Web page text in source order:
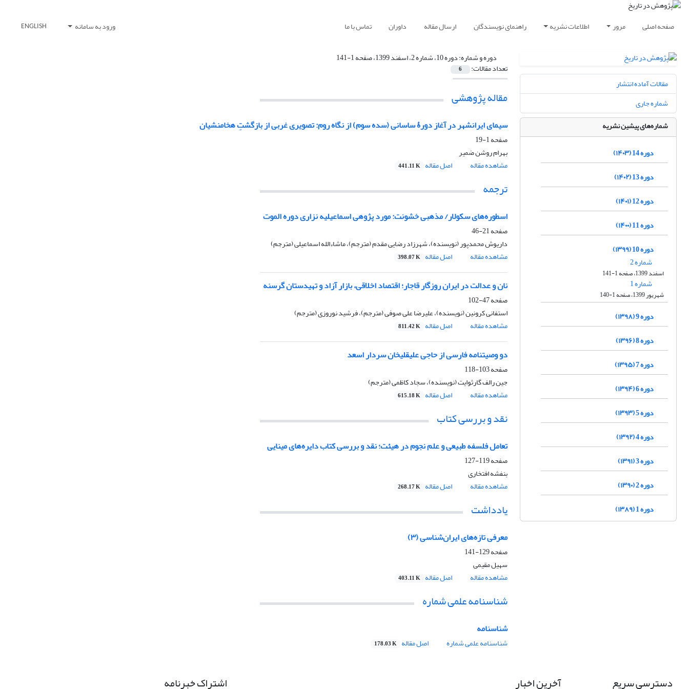
صفحه اصلی مرور اطلاعات نشریه راهنمای نویسندگان ارسال مقاله داوران تماس با ما ورود به سامانه ENGLISH
دوره و شماره:دوره 10، شماره 2، اسفند 1399، صفحه 1-141
تعداد مقالات: 6
مقاله پژوهشی
سیمای ایرانشهر در آغاز دورۀ ساسانی (سده سوم) از نگاه روم: تصویری غربی از بازگشتِ هخامنشیان
صفحه1-19
بهرام روشن ضمیر
مشاهده مقاله
اصل مقاله 441.11 K
ترجمه
اسطوره‌های سکولار/ مذهبی خشونت: مورد پژوهی اسماعیلیه نزاری دوره الموت
صفحه21-46
داریوش محمدپور (نویسنده)، شهرزاد رضایی مقدم (مترجم)، ماشاءالله اسماعیلی (مترجم)
مشاهده مقاله
اصل مقاله 398.07 K
نان و عدالت در ایران روزگار قاجار؛ اقتصاد اخلاقی، بازار آزاد و تهیدستان‌ گرسنه
صفحه47-102
استفانی کرونین (نویسنده)، علیرضا علی صوفی (مترجم)، فرشید نوروزی (مترجم)
مشاهده مقاله
اصل مقاله 811.42 K
دو وصیت‏نامه فارسی از حاجی علیقلی‏خان سردار اسعد
صفحه103-118
جین رالف گارثوایت (نویسنده)، سجاد کاظمی (مترجم)
مشاهده مقاله
اصل مقاله 615.18 K
نقد و بررسی کتاب
تعامل فلسفه طبیعی و علم نجوم در هیئت؛ نقد و بررسی کتاب دایره‌های مینایی
صفحه119-127
بنفشه افتخاری
مشاهده مقاله
اصل مقاله 268.17 K
یادداشت
معرفی تازه‌های ایران‌شناسی (۳)
صفحه129-141
سهیل مقیمی
مشاهده مقاله
اصل مقاله 403.11 K
شناسنامه علمی شماره
شناسنامه
شناسنامه علمی شماره اصل مقاله 178.03 K
مقالات آماده انتشار
شماره جاری
شماره‌های پیشین نشریه
دوره 14 (۱۴۰۳)
دوره 13 (۱۴۰۲)
دوره 12 (۱۴۰۱)
دوره 11 (۱۴۰۰)
دوره 10 (۱۳۹۹)
شماره 2
اسفند 1399، صفحه 1-141
شماره 1
شهریور 1399، صفحه 1-140
دوره 9 (۱۳۹۸)
دوره 8 (۱۳۹۶)
دوره 7 (۱۳۹۵)
دوره 6 (۱۳۹۴)
دوره 5 (۱۳۹۳)
دوره 4 (۱۳۹۲)
دوره 3 (۱۳۹۱)
دوره 2 (۱۳۹۰)
دوره 1 (۱۳۸۹)
دسترسی سریع آخرین اخبار اشتراک خبرنامه